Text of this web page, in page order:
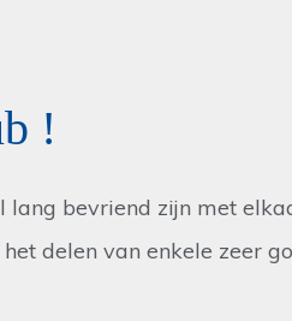
!
lang bevriend zijn met
delen van enkele zeer